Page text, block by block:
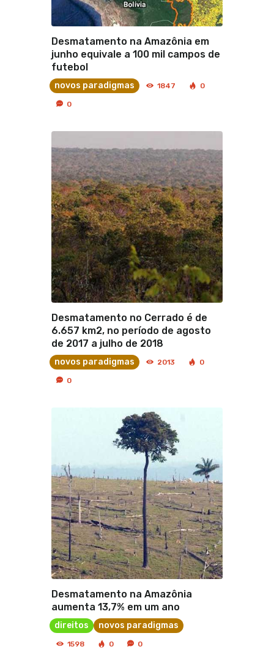
Desmatamento na Amazônia em
junho equivale a 100 mil campos de
futebol
novos paradigmas 1847 0
0
Desmatamento no Cerrado é de
6.657 km2, no período de agosto
de 2017 a julho de 2018
novos paradigmas 2013 0
0
Desmatamento na Amazônia
aumenta 13,7% em um ano
direitos novos paradigmas
1598 0 0